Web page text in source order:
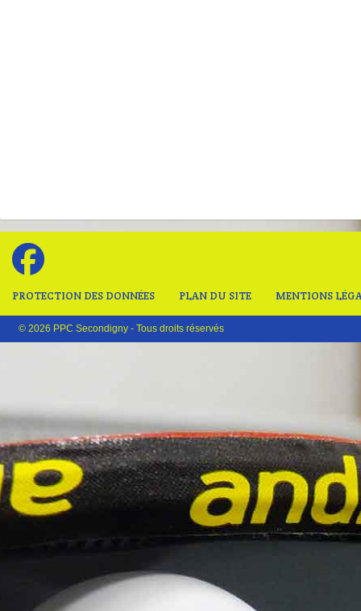
PROTECTION DES DONNÉES PLAN DU SITE MENTIONS
© 2026 PPC Secondigny - Tous droits réservés